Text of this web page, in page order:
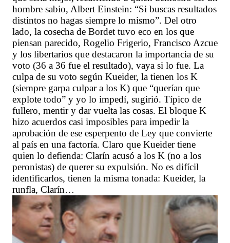
hombre sabio, Albert Einstein: “Si buscas resultados
distintos no hagas siempre lo mismo”. Del otro
lado, la cosecha de Bordet tuvo eco en los que
piensan parecido, Rogelio Frigerio, Francisco Azcue
y los libertarios que destacaron la importancia de su
voto (36 a 36 fue el resultado), vaya si lo fue. La
culpa de su voto según Kueider, la tienen los K
(siempre garpa culpar a los K) que “querían que
explote todo” y yo lo impedí, sugirió. Típico de
fullero, mentir y dar vuelta las cosas. El bloque K
hizo acuerdos casi imposibles para impedir la
aprobación de ese esperpento de Ley que convierte
al país en una factoría. Claro que Kueider tiene
quien lo defienda: Clarín acusó a los K (no a los
peronistas) de querer su expulsión. No es difícil
identificarlos, tienen la misma tonada: Kueider, la
runfla, Clarín…